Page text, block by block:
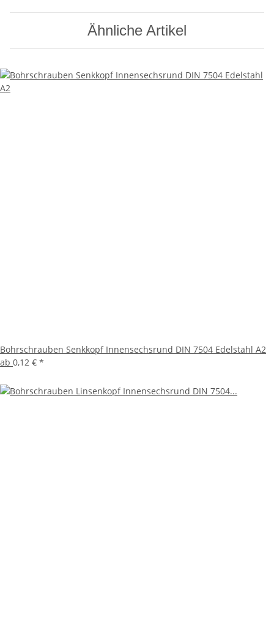
Ähnliche Artikel
Bohrschrauben Senkkopf Innensechsrund DIN 7504 Edelstahl A2
ab 0,12 € *